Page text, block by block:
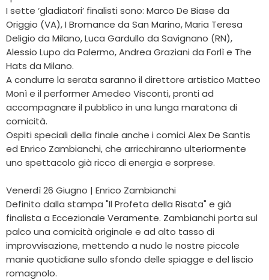
I sette ‘gladiatori’ finalisti sono: Marco De Biase da
Origgio (VA), I Bromance da San Marino, Maria Teresa
Deligio da Milano, Luca Gardullo da Savignano (RN),
Alessio Lupo da Palermo, Andrea Graziani da Forlì e The
Hats da Milano.
A condurre la serata saranno il direttore artistico Matteo
Monì e il performer Amedeo Visconti, pronti ad
accompagnare il pubblico in una lunga maratona di
comicità.
Ospiti speciali della finale anche i comici Alex De Santis
ed Enrico Zambianchi, che arricchiranno ulteriormente
uno spettacolo già ricco di energia e sorprese.
Venerdì 26 Giugno | Enrico Zambianchi
Definito dalla stampa "Il Profeta della Risata" e già
finalista a Eccezionale Veramente. Zambianchi porta sul
palco una comicità originale e ad alto tasso di
improvvisazione, mettendo a nudo le nostre piccole
manie quotidiane sullo sfondo delle spiagge e del liscio
romagnolo.